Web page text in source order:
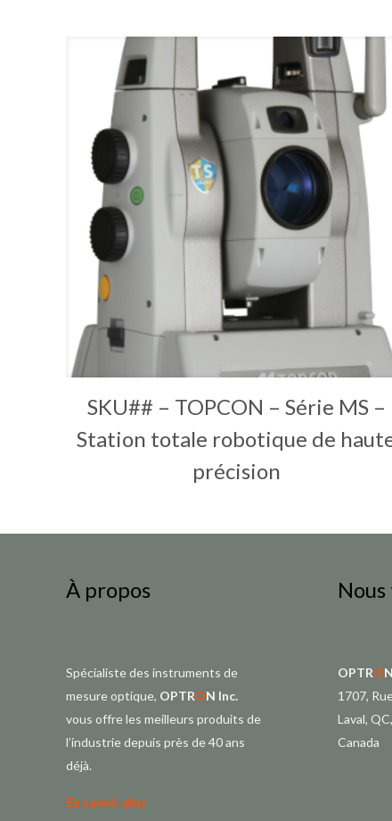
SKU## – TOPCON – Série MS –
Station totale robotique de
précision
À propos
Spécialiste des instruments de
mesure optique, OPTRON Inc.
vous offre les meilleurs produits de
l’industrie depuis près de 40 ans
déjà.
En savoir plus
OPTRO
1707,
Laval,
Canada